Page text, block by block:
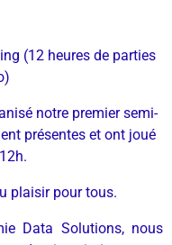
(12 heures de parties
notre premier semi-
présentes et ont joué
plaisir pour tous.
Data Solutions, nous